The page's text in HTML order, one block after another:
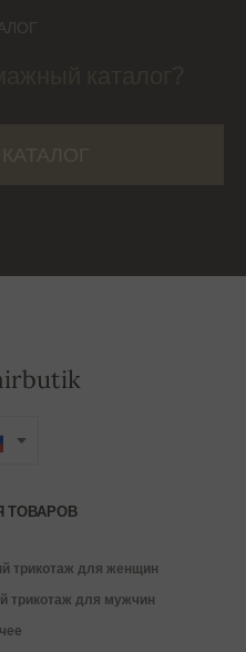
ТОВАРОВ
трикотаж для женщин
трикотаж для мужчин